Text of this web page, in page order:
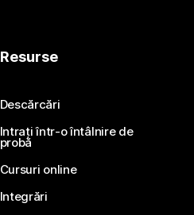
Resurse
Descărcări
Intrați într-o întâlnire de
probă
Cursuri online
Integrări